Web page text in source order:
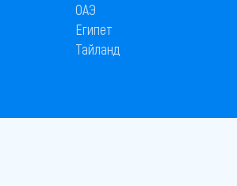
ОАЭ
Египет
Тайланд